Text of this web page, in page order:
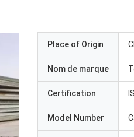
Place of Origin
Nom de marque
Certification
Model Number